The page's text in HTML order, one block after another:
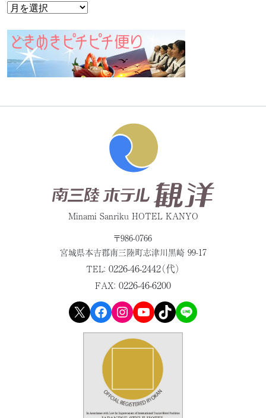
Minami Sanriku HOTEL KANYO
〒986-0766
宮城県本吉郡南三陸町志津川黒崎 99-17
TEL： 0226-46-2442（代）
FAX： 0226-46-6200
X Facebook Instagram YouTube TikTok LINE